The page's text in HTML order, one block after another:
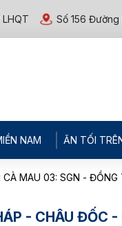
Số 156 Đường
NAM ĂN TỐI
CÀ MAU 03: SGN -
- CHÂU ĐỐC